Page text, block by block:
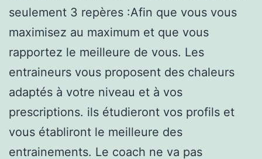
seulement 3 repères :Afin que vous vous
maximisez au maximum et que vous
rapportez le meilleure de vous. Les
entraineurs vous proposent des chaleurs
adaptés à votre niveau et à vos
prescriptions. ils étudieront vos profils et
vous établiront le meilleure des
entrainements. Le coach ne va pas